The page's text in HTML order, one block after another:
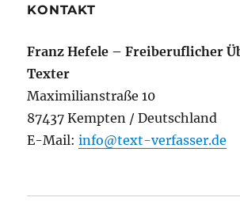
KONTAKT
Franz Hefele – Freiberuflicher
Texter
Maximilianstraße 10
87437 Kempten / Deutschland
E-Mail:info@text-verfasser.de